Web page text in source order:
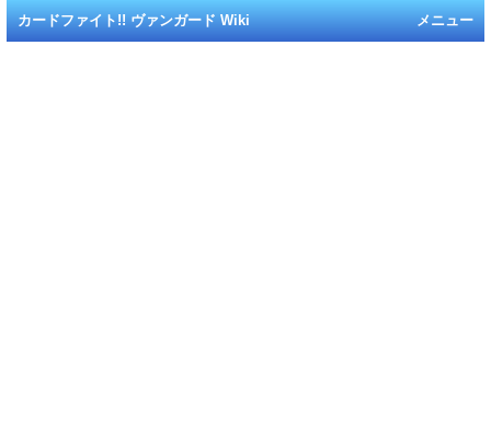
メニュー
カードファイト!! ヴァンガード Wiki